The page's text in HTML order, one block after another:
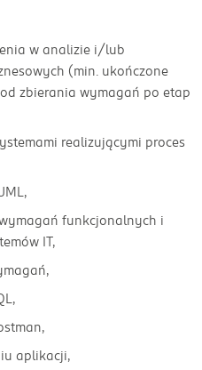
w analizie i/lub
(min. ukończone
zbierania wymagań po etap
realizującymi proces
funkcjonalnych i
IT,
aplikacji,